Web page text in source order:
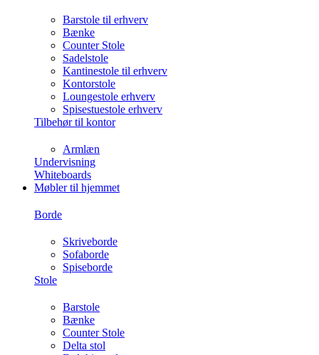
Barstole til erhverv
Bænke
Counter Stole
Sadelstole
Kantinestole til erhverv
Kontorstole
Loungestole erhverv
Spisestuestole erhverv
Tilbehør til kontor
Armlæn
Undervisning
Whiteboards
Møbler til hjemmet
Borde
Skriveborde
Sofaborde
Spiseborde
Stole
Barstole
Bænke
Counter Stole
Delta stol